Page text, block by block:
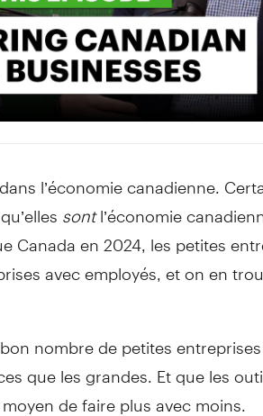
l’économie canadienne.
sontl’économie
Canada en 2024, les petites
avec employés, et on en
nombre de petites
que les grandes. Et que les
de faire plus avec moins.